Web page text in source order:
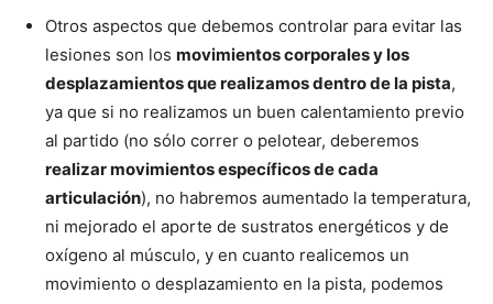
Otros aspectos que debemos controlar para evitar las
lesiones son los movimientos corporales y los
desplazamientos que realizamos dentro de la pista,
ya que si no realizamos un buen calentamiento previo
al partido (no sólo correr o pelotear, deberemos
realizar movimientos específicos de cada
articulación), no habremos aumentado la temperatura,
ni mejorado el aporte de sustratos energéticos y de
oxígeno al músculo, y en cuanto realicemos un
movimiento o desplazamiento en la pista, podemos